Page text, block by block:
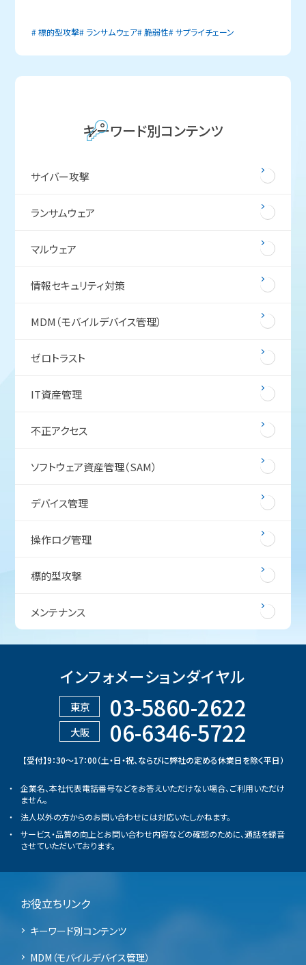
標的型攻撃 ランサムウェア 脆弱性 サプライチェーン
キーワード別コンテンツ
サイバー攻撃
ランサムウェア
マルウェア
情報セキュリティ対策
MDM（モバイルデバイス管理）
ゼロトラスト
IT資産管理
不正アクセス
ソフトウェア資産管理（SAM）
デバイス管理
操作ログ管理
標的型攻撃
メンテナンス
インフォメーションダイヤル
東京 03-5860-2622
大阪 06-6346-5722
【受付】9：30～17：00（土・日・祝、ならびに弊社の定める休業日を除く平日）
企業名、本社代表電話番号などをお答えいただけない場合、ご利用いただけ
ません。
法人以外の方からのお問い合わせには対応いたしかねます。
サービス・品質の向上とお問い合わせ内容などの確認のために、通話を録音
させていただいております。
お役立ちリンク
キーワード別コンテンツ
MDM（モバイルデバイス管理）